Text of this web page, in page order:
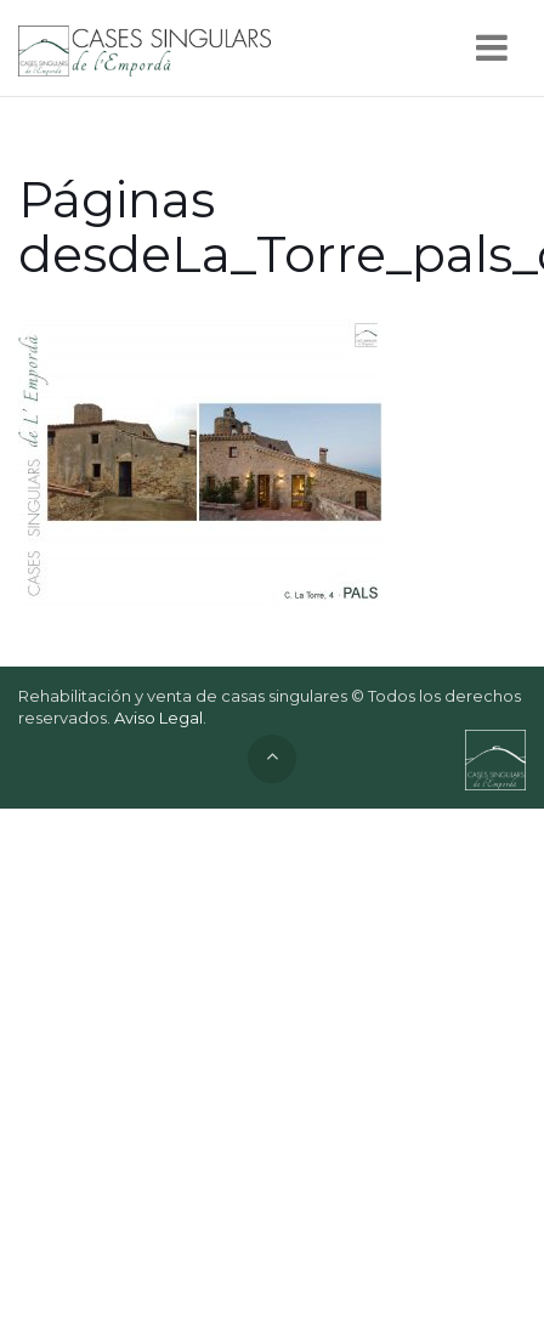
Páginas
Rehabilitación y venta de casas singulares © Todos los derechos
reservados. Aviso Legal